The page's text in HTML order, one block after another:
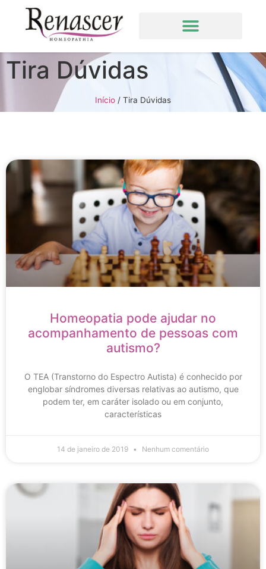
Tira Dúvidas
Início / Tira Dúvidas
Homeopatia pode ajudar no
acompanhamento de pessoas com
autismo?
O TEA (Transtorno do Espectro Autista) é conhecido por
englobar síndromes diversas relativas ao autismo, que
podem ter, em caráter isolado ou em conjunto,
características
14 de janeiro de 2019 Nenhum comentário